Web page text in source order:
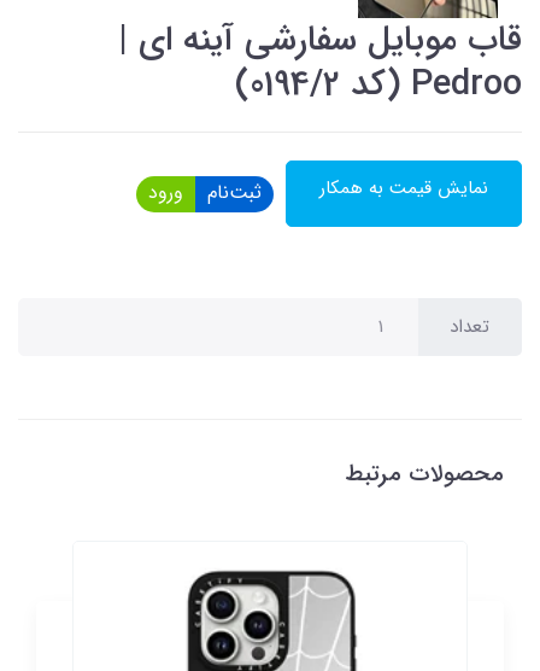
قاب موبایل سفارشی آینه ای |
Pedroo (کد 0194/2)
نمایش قیمت به همکار ثبت‌نام ورود
تعداد
محصولات مرتبط